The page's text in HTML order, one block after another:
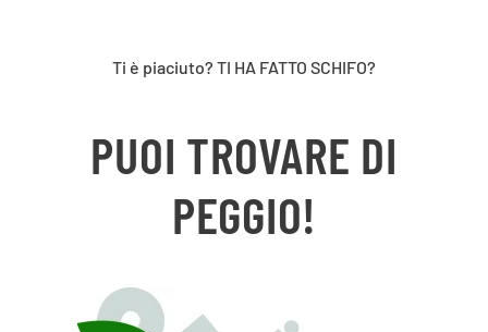
Ti è piaciuto? TI HA FATTO SCHIFO?
PUOI TROVARE DI
PEGGIO!